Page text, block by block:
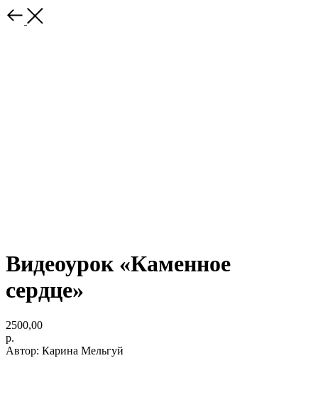
Видеоурок «Каменное
сердце»
2500,00
р.
Автор: Карина Мельгуй